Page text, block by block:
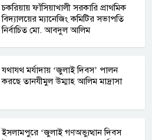
চকরিয়ায় ফাঁসিয়াখালী সরকারি প্রাথমিক
বিদ্যালয়ের ম্যানেজিং কমিটির সভাপতি
নির্বাচিত মো. আবদুল আলিম
যথাযথ মর্যাদায় ‘জুলাই দিবস’ পালন
করছে তানযীমুল উম্মাহ আলিম মাদ্রাসা
ইসলামপুরে ‘জুলাই গণঅভ্যুত্থান দিবস